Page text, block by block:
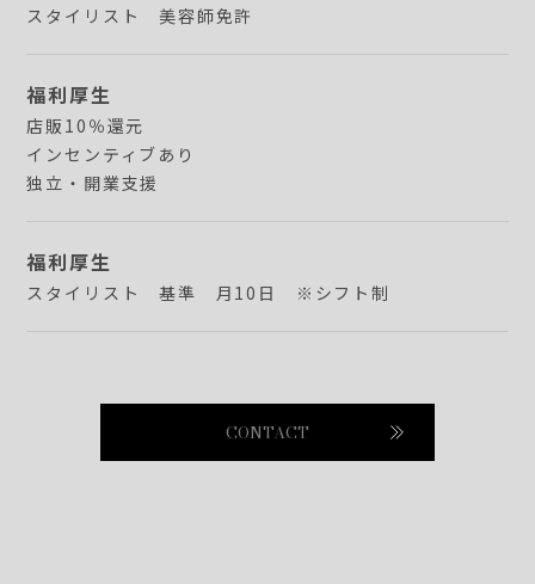
スタイリスト 美容師免許
福利厚生
店販10％還元
インセンティブあり
独立・開業支援
福利厚生
スタイリスト 基準 月10日 ※シフト制
CONTACT